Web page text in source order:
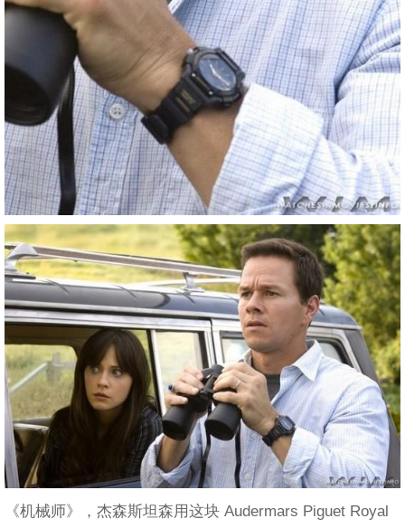
《机械师》，杰森斯坦森用这块 Audermars Piguet Royal